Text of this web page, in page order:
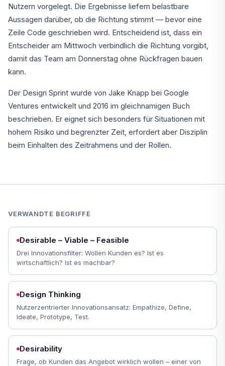
Nutzern vorgelegt. Die Ergebnisse liefern belastbare
Aussagen darüber, ob die Richtung stimmt — bevor eine
Zeile Code geschrieben wird. Entscheidend ist, dass ein
Entscheider am Mittwoch verbindlich die Richtung vorgibt,
damit das Team am Donnerstag ohne Rückfragen bauen
kann.
Der Design Sprint wurde von Jake Knapp bei Google
Ventures entwickelt und 2016 im gleichnamigen Buch
beschrieben. Er eignet sich besonders für Situationen mit
hohem Risiko und begrenzter Zeit, erfordert aber Disziplin
beim Einhalten des Zeitrahmens und der Rollen.
VERWANDTE BEGRIFFE
Desirable – Viable – Feasible
Drei Innovationsfilter: Wollen Kunden es? Ist es
wirtschaftlich? Ist es machbar?
Design Thinking
Nutzerzentrierter Innovationsansatz: Empathize, Define,
Ideate, Prototype, Test.
Desirability
Frage, ob Kunden das Angebot wirklich wollen – einer von